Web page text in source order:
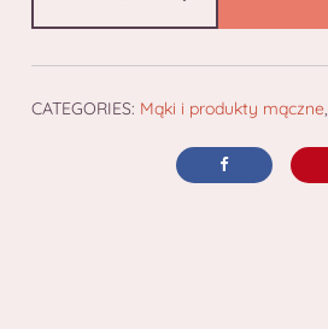
CATEGORIES: Mąki i produkty mączne,